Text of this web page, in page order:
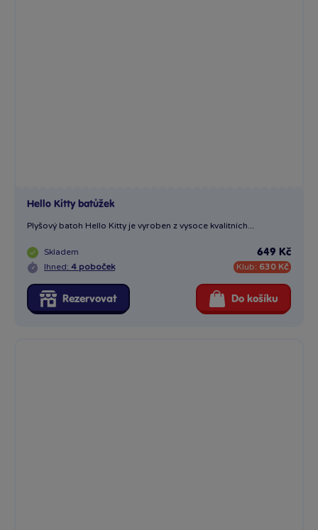
Hello Kitty batůžek
Plyšový batoh Hello Kitty je vyroben z vysoce kvalitních...
Skladem
Ihned: 4 poboček
649 Kč
Klub: 630 Kč
Rezervovat Do košíku